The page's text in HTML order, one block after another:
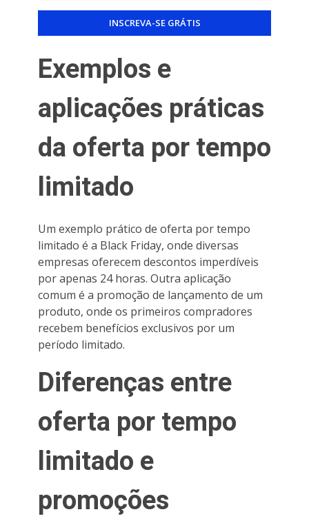
Exemplos e
aplicações práticas
da oferta por tempo
limitado
Um exemplo prático de oferta por tempo
limitado é a Black Friday, onde diversas
empresas oferecem descontos imperdíveis
por apenas 24 horas. Outra aplicação
comum é a promoção de lançamento de um
produto, onde os primeiros compradores
recebem benefícios exclusivos por um
período limitado.
Diferenças entre
oferta por tempo
limitado e
promoções